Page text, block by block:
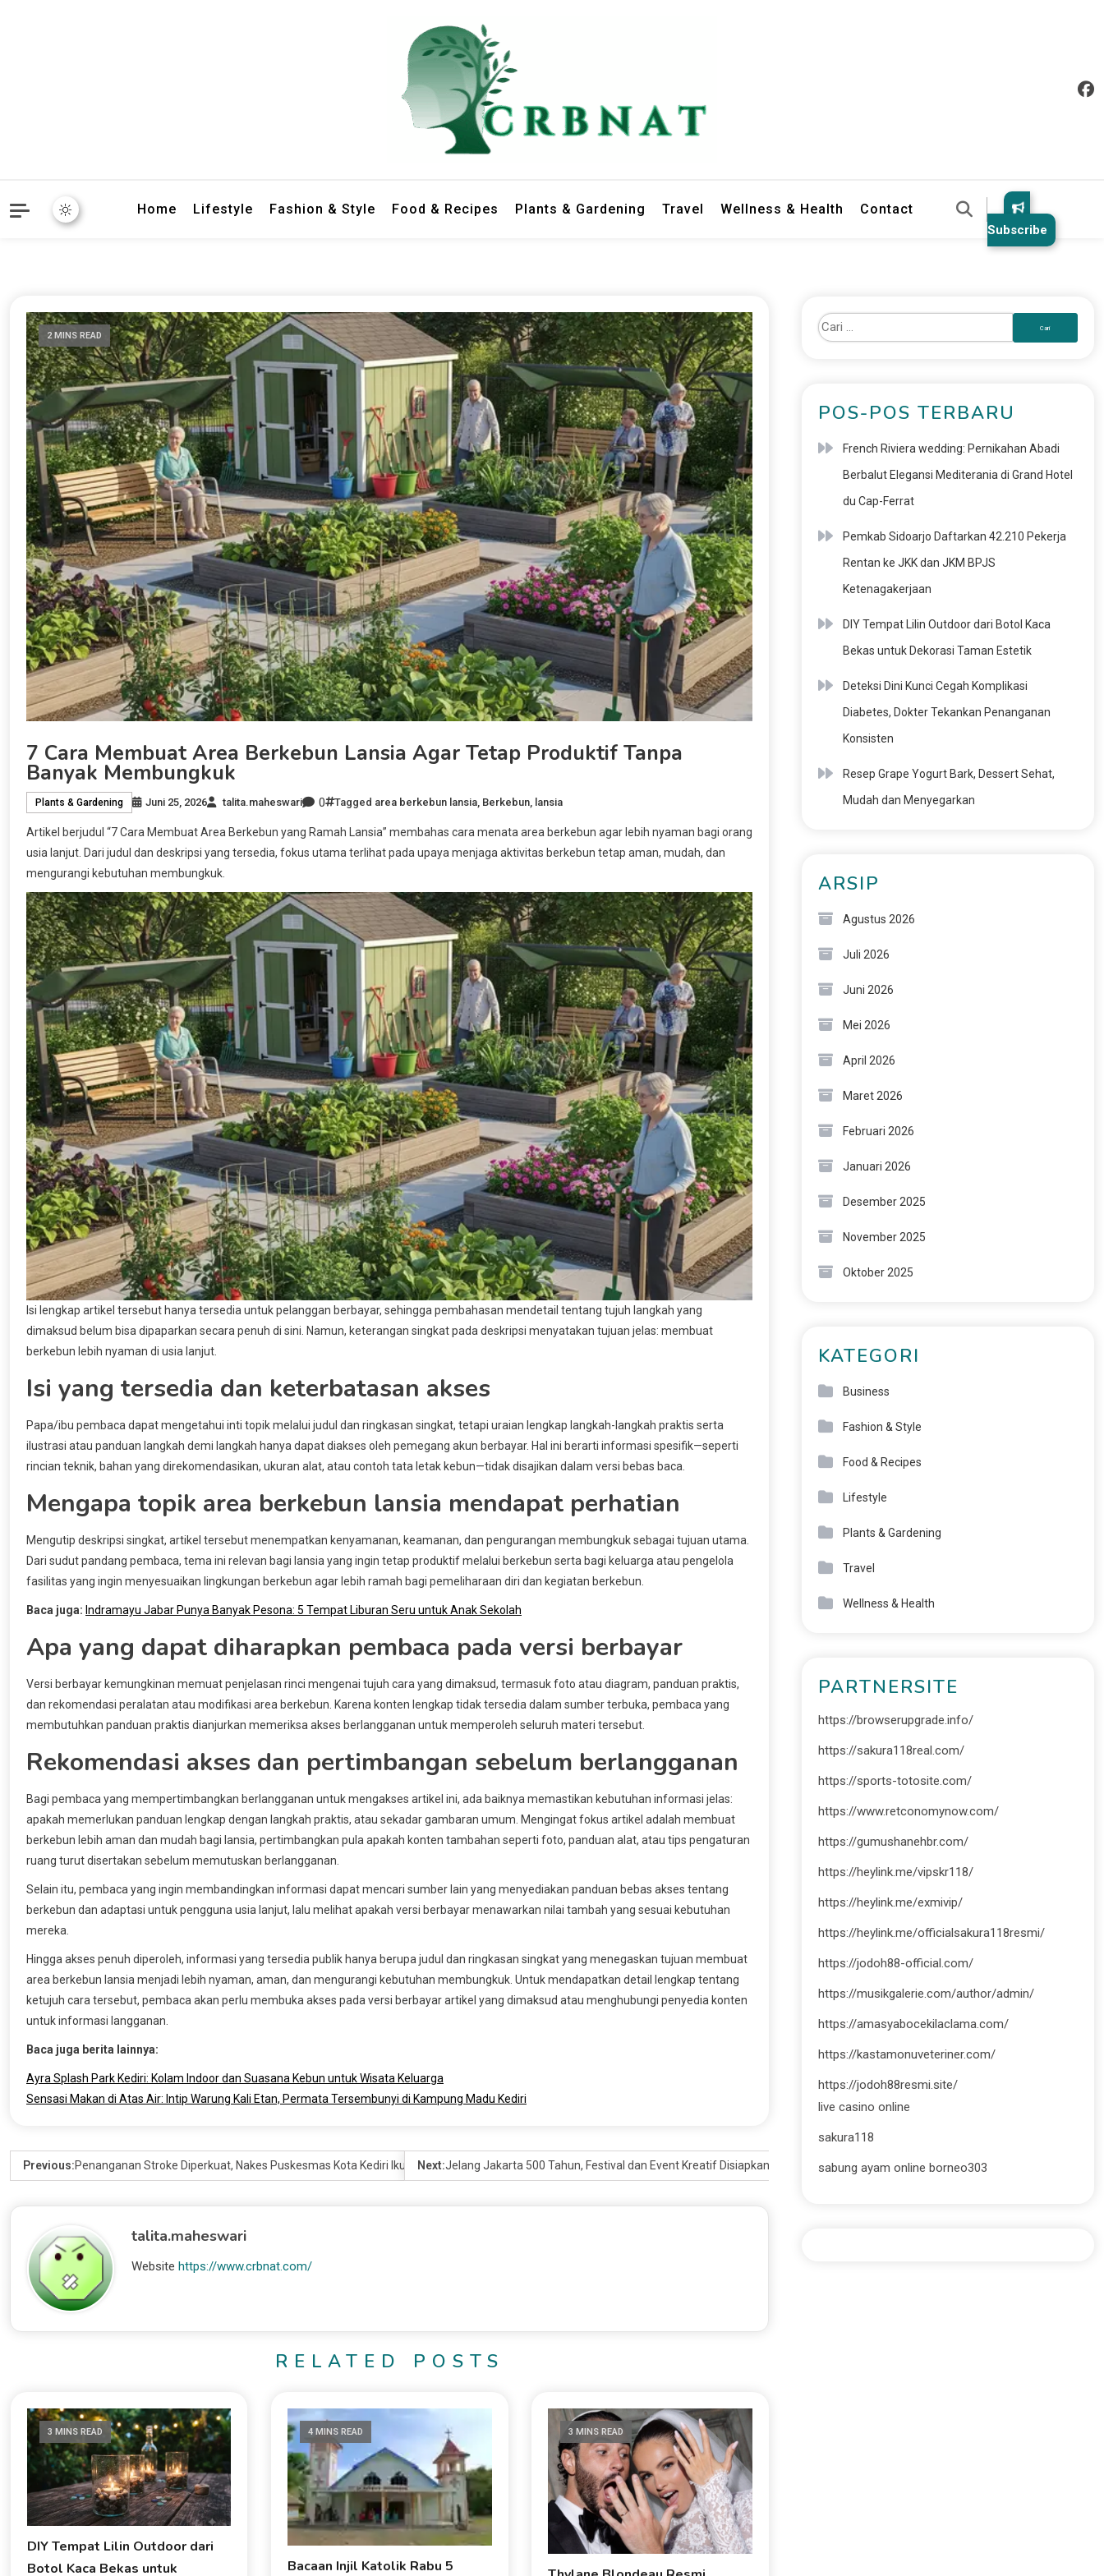
Home Lifestyle Fashion & Style Food & Recipes Plants & Gardening Travel Wellness & Health Contact
Subscribe
2 MINS READ
7 Cara Membuat Area Berkebun Lansia Agar Tetap Produktif Tanpa
Banyak Membungkuk
Plants & Gardening Juni 25, 2026 talita.maheswari 0 Tagged area berkebun lansia, Berkebun, lansia
Artikel berjudul “7 Cara Membuat Area Berkebun yang Ramah Lansia” membahas cara menata area berkebun agar lebih nyaman bagi orang
usia lanjut. Dari judul dan deskripsi yang tersedia, fokus utama terlihat pada upaya menjaga aktivitas berkebun tetap aman, mudah, dan
mengurangi kebutuhan membungkuk.
Isi lengkap artikel tersebut hanya tersedia untuk pelanggan berbayar, sehingga pembahasan mendetail tentang tujuh langkah yang
dimaksud belum bisa dipaparkan secara penuh di sini. Namun, keterangan singkat pada deskripsi menyatakan tujuan jelas: membuat
berkebun lebih nyaman di usia lanjut.
Isi yang tersedia dan keterbatasan akses
Papa/ibu pembaca dapat mengetahui inti topik melalui judul dan ringkasan singkat, tetapi uraian lengkap langkah-langkah praktis serta
ilustrasi atau panduan langkah demi langkah hanya dapat diakses oleh pemegang akun berbayar. Hal ini berarti informasi spesifik—seperti
rincian teknik, bahan yang direkomendasikan, ukuran alat, atau contoh tata letak kebun—tidak disajikan dalam versi bebas baca.
Mengapa topik area berkebun lansia mendapat perhatian
Mengutip deskripsi singkat, artikel tersebut menempatkan kenyamanan, keamanan, dan pengurangan membungkuk sebagai tujuan utama.
Dari sudut pandang pembaca, tema ini relevan bagi lansia yang ingin tetap produktif melalui berkebun serta bagi keluarga atau pengelola
fasilitas yang ingin menyesuaikan lingkungan berkebun agar lebih ramah bagi pemeliharaan diri dan kegiatan berkebun.
Baca juga: Indramayu Jabar Punya Banyak Pesona: 5 Tempat Liburan Seru untuk Anak Sekolah
Apa yang dapat diharapkan pembaca pada versi berbayar
Versi berbayar kemungkinan memuat penjelasan rinci mengenai tujuh cara yang dimaksud, termasuk foto atau diagram, panduan praktis,
dan rekomendasi peralatan atau modifikasi area berkebun. Karena konten lengkap tidak tersedia dalam sumber terbuka, pembaca yang
membutuhkan panduan praktis dianjurkan memeriksa akses berlangganan untuk memperoleh seluruh materi tersebut.
Rekomendasi akses dan pertimbangan sebelum berlangganan
Bagi pembaca yang mempertimbangkan berlangganan untuk mengakses artikel ini, ada baiknya memastikan kebutuhan informasi jelas:
apakah memerlukan panduan lengkap dengan langkah praktis, atau sekadar gambaran umum. Mengingat fokus artikel adalah membuat
berkebun lebih aman dan mudah bagi lansia, pertimbangkan pula apakah konten tambahan seperti foto, panduan alat, atau tips pengaturan
ruang turut disertakan sebelum memutuskan berlangganan.
Selain itu, pembaca yang ingin membandingkan informasi dapat mencari sumber lain yang menyediakan panduan bebas akses tentang
berkebun dan adaptasi untuk pengguna usia lanjut, lalu melihat apakah versi berbayar menawarkan nilai tambah yang sesuai kebutuhan
mereka.
Hingga akses penuh diperoleh, informasi yang tersedia publik hanya berupa judul dan ringkasan singkat yang menegaskan tujuan membuat
area berkebun lansia menjadi lebih nyaman, aman, dan mengurangi kebutuhan membungkuk. Untuk mendapatkan detail lengkap tentang
ketujuh cara tersebut, pembaca akan perlu membuka akses pada versi berbayar artikel yang dimaksud atau menghubungi penyedia konten
untuk informasi langganan.
Baca juga berita lainnya:
Ayra Splash Park Kediri: Kolam Indoor dan Suasana Kebun untuk Wisata Keluarga
Sensasi Makan di Atas Air: Intip Warung Kali Etan, Permata Tersembunyi di Kampung Madu Kediri
Previous:Penanganan Stroke Diperkuat, Nakes Puskesmas Kota Kediri Ikuti OJT Selama Tiga Hari
Next:Jelang Jakarta 500 Tahun, Festival dan Event Kreatif Disiapkan Jadi Magnet Wisata Baru
talita.maheswari
Website https://www.crbnat.com/
RELATED POSTS
3 MINS READ
DIY Tempat Lilin Outdoor dari
Botol Kaca Bekas untuk
4 MINS READ
Bacaan Injil Katolik Rabu 5
3 MINS READ
POS-POS TERBARU
French Riviera wedding: Pernikahan Abadi
Berbalut Elegansi Mediterania di Grand Hotel
du Cap-Ferrat
Pemkab Sidoarjo Daftarkan 42.210 Pekerja
Rentan ke JKK dan JKM BPJS
Ketenagakerjaan
DIY Tempat Lilin Outdoor dari Botol Kaca
Bekas untuk Dekorasi Taman Estetik
Deteksi Dini Kunci Cegah Komplikasi
Diabetes, Dokter Tekankan Penanganan
Konsisten
Resep Grape Yogurt Bark, Dessert Sehat,
Mudah dan Menyegarkan
ARSIP
Agustus 2026
Juli 2026
Juni 2026
Mei 2026
April 2026
Maret 2026
Februari 2026
Januari 2026
Desember 2025
November 2025
Oktober 2025
KATEGORI
Business
Fashion & Style
Food & Recipes
Lifestyle
Plants & Gardening
Travel
Wellness & Health
PARTNERSITE
https://browserupgrade.info/
https://sakura118real.com/
https://sports-totosite.com/
https://www.retconomynow.com/
https://gumushanehbr.com/
https://heylink.me/vipskr118/
https://heylink.me/exmivip/
https://heylink.me/officialsakura118resmi/
https://jodoh88-official.com/
https://musikgalerie.com/author/admin/
https://amasyabocekilaclama.com/
https://kastamonuveteriner.com/
https://jodoh88resmi.site/
live casino online
sakura118
sabung ayam online borneo303